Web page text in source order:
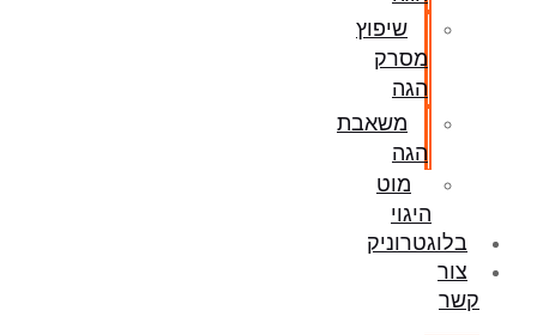
שיפוץ
מסרק
הגה
משאבת
הגה
מוט
היגוי
בלוגטרוניק
צור
קשר